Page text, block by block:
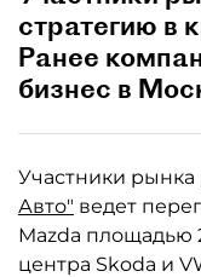
стратегию в
Ранее
бизнес в
Участники рынка
Авто" ведет
Mazda площадью
центра Skoda и